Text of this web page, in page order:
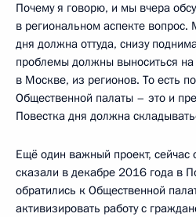
Почему я говорю, и мы вчера
в региональном аспекте вопрос.
дня должна оттуда, снизу
проблемы должны выноситься на
в Москве, из регионов. То есть
Общественной палаты – это и
Повестка дня должна
Ещё один важный проект, сейчас
сказали в декабре 2016 года в
обратились к Общественной
активизировать работу с